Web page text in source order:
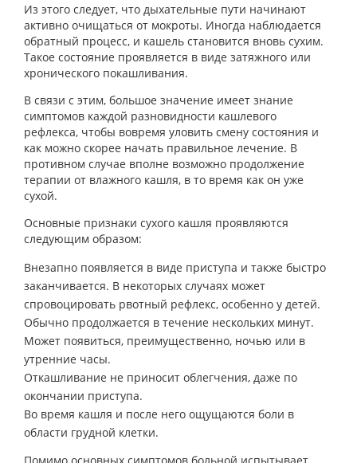
Из этого следует, что дыхательные пути начинают
активно очищаться от мокроты. Иногда наблюдается
обратный процесс, и кашель становится вновь сухим.
Такое состояние проявляется в виде затяжного или
хронического покашливания.
В связи с этим, большое значение имеет знание
симптомов каждой разновидности кашлевого
рефлекса, чтобы вовремя уловить смену состояния и
как можно скорее начать правильное лечение. В
противном случае вполне возможно продолжение
терапии от влажного кашля, в то время как он уже
сухой.
Основные признаки сухого кашля проявляются
следующим образом:
Внезапно появляется в виде приступа и также быстро
заканчивается. В некоторых случаях может
спровоцировать рвотный рефлекс, особенно у детей.
Обычно продолжается в течение нескольких минут.
Может появиться, преимущественно, ночью или в
утренние часы.
Откашливание не приносит облегчения, даже по
окончании приступа.
Во время кашля и после него ощущаются боли в
области грудной клетки.